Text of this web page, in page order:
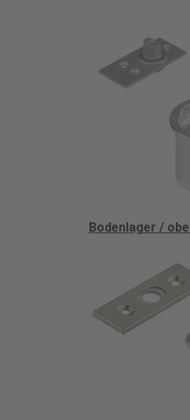
Bodenlager /